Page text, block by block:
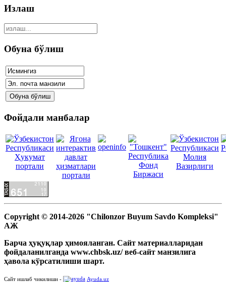
Излаш
Обуна бўлиш
Фойдали манбалар
Copyright © 2014-2026 "Chilonzor Buyum Savdo Kompleksi"
АЖ
Барча ҳуқуқлар ҳимояланган. Сайт материалларидан
фойдаланилганда www.chbsk.uz/ веб-сайт манзилига
ҳавола кўрсатилиши шарт.
Сайт ишлаб чикилиши - Ayuda.uz